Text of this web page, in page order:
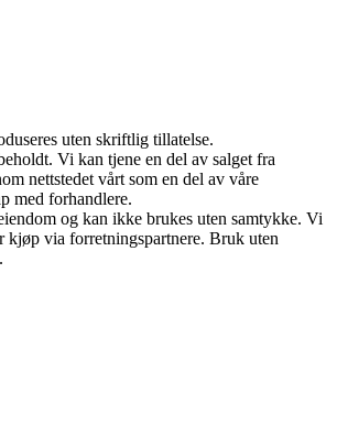
uten skriftlig tillatelse.
Vi kan tjene en del av salget fra
nettstedet vårt som en del av våre
med forhandlere.
og kan ikke brukes uten samtykke. Vi
kjøp via forretningspartnere. Bruk uten